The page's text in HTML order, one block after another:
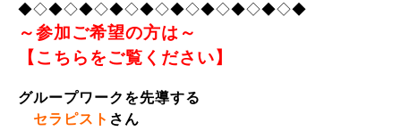
◆◇◆◇◆◇◆◇◆◇◆◇◆◇◆◇◆◇◆
～参加ご希望の方は～
【こちらをご覧ください】
グループワークを先導する
セラピスト さん